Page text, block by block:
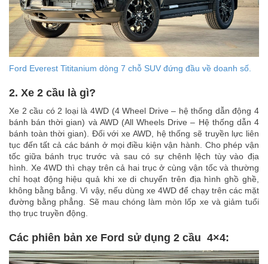
Ford Everest Tititanium dòng 7 chỗ SUV đứng đầu về doanh số.
2. Xe 2 cầu là gì?
Xe 2 cầu có 2 loại là 4WD (4 Wheel Drive – hệ thống dẫn động 4
bánh bán thời gian) và AWD (All Wheels Drive – Hệ thống dẫn 4
bánh toàn thời gian). Đối với xe AWD, hệ thống sẽ truyền lực liên
tục đến tất cả các bánh ở mọi điều kiện vận hành. Cho phép vận
tốc giữa bánh trục trước và sau có sự chênh lệch tùy vào địa
hình. Xe 4WD thì chạy trên cả hai trục ở cùng vận tốc và thường
chỉ hoạt động hiệu quả khi xe di chuyển trên địa hình ghồ ghề,
không bằng bẳng. Vì vậy, nếu dùng xe 4WD để chạy trên các mặt
đường bằng phẳng. Sẽ mau chóng làm mòn lốp xe và giảm tuổi
thọ trục truyền động.
Các phiên bản xe Ford sử dụng 2 cầu 4×4: